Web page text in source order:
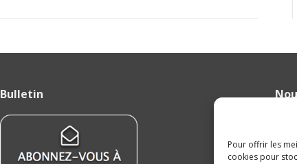
Pour offrir les
cookies pour
Bulletin